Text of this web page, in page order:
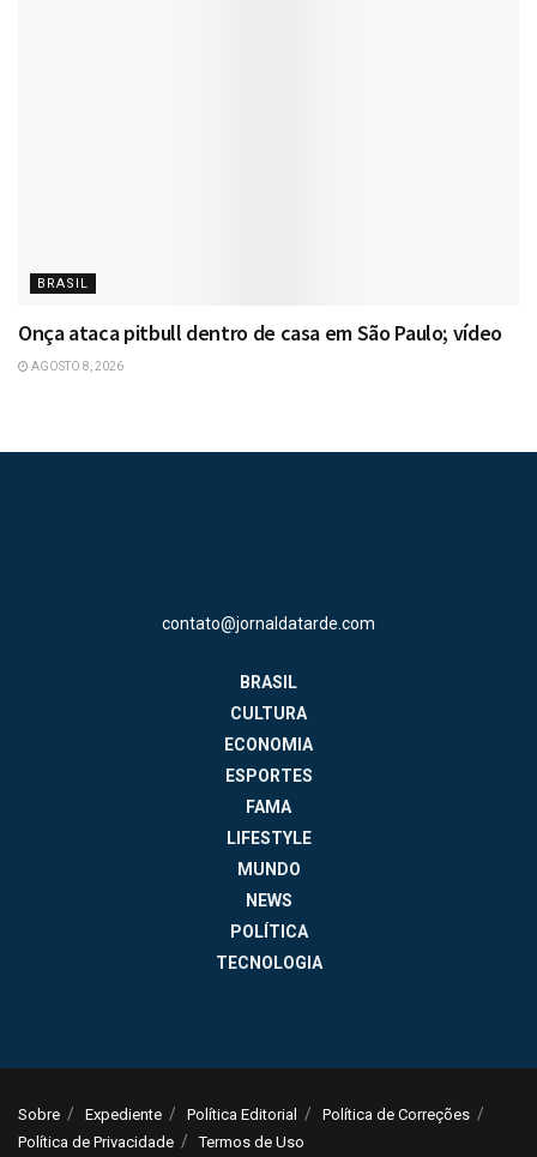
BRASIL
Onça ataca pitbull dentro de casa em São Paulo; vídeo
AGOSTO 8, 2026
contato@jornaldatarde.com
BRASIL
CULTURA
ECONOMIA
ESPORTES
FAMA
LIFESTYLE
MUNDO
NEWS
POLÍTICA
TECNOLOGIA
Sobre Expediente Política Editorial
Política de Correções
Política de Privacidade
Termos de Uso